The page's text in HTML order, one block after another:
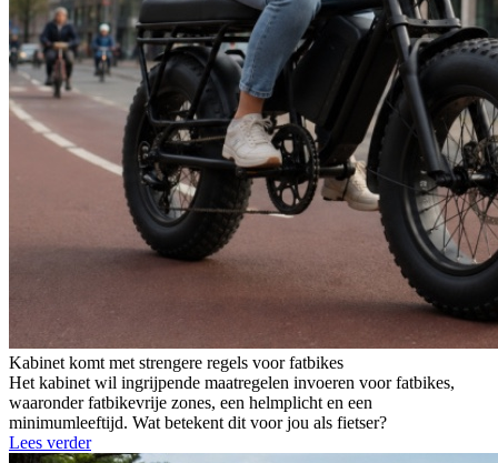
Kabinet komt met strengere regels voor fatbikes
Het kabinet wil ingrijpende maatregelen invoeren voor fatbikes,
waaronder fatbikevrije zones, een helmplicht en een
minimumleeftijd. Wat betekent dit voor jou als fietser?
Lees verder